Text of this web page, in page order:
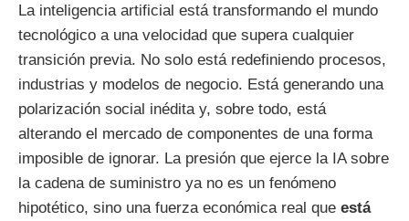
La inteligencia artificial está transformando el mundo
tecnológico a una velocidad que supera cualquier
transición previa. No solo está redefiniendo procesos,
industrias y modelos de negocio. Está generando una
polarización social inédita y, sobre todo, está
alterando el mercado de componentes de una forma
imposible de ignorar. La presión que ejerce la IA sobre
la cadena de suministro ya no es un fenómeno
hipotético, sino una fuerza económica real que está